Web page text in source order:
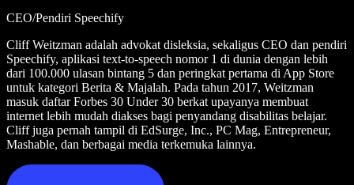
CEO/Pendiri Speechify
Cliff Weitzman adalah advokat disleksia, sekaligus CEO dan pendiri
Speechify, aplikasi text-to-speech nomor 1 di dunia dengan lebih
dari 100.000 ulasan bintang 5 dan peringkat pertama di App Store
untuk kategori Berita & Majalah. Pada tahun 2017, Weitzman
masuk daftar Forbes 30 Under 30 berkat upayanya membuat
internet lebih mudah diakses bagi penyandang disabilitas belajar.
Cliff juga pernah tampil di EdSurge, Inc., PC Mag, Entrepreneur,
Mashable, dan berbagai media terkemuka lainnya.